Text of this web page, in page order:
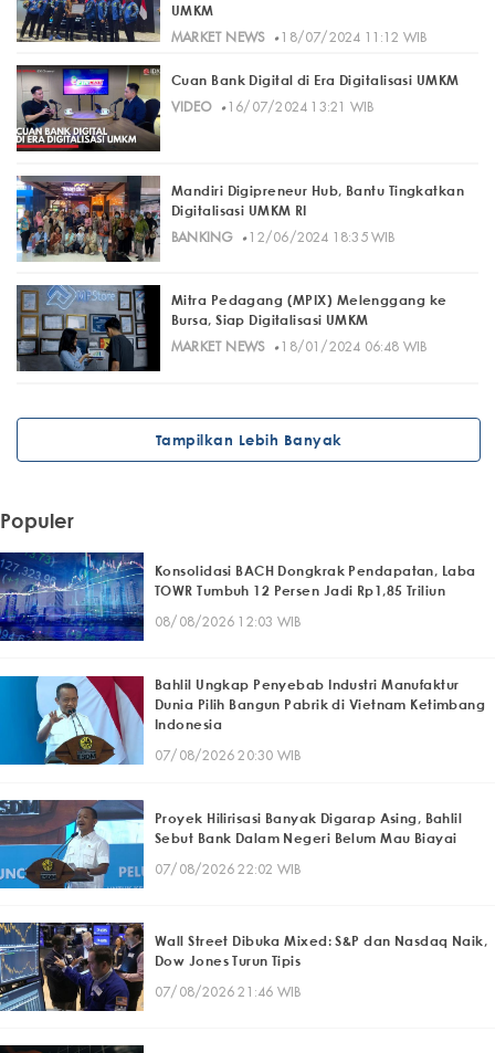
UMKM
MARKET NEWS· 18/07/2024 11:12 WIB
Cuan Bank Digital di Era Digitalisasi UMKM
VIDEO· 16/07/2024 13:21 WIB
Mandiri Digipreneur Hub, Bantu Tingkatkan
Digitalisasi UMKM RI
BANKING· 12/06/2024 18:35 WIB
Mitra Pedagang (MPIX) Melenggang ke
Bursa, Siap Digitalisasi UMKM
MARKET NEWS· 18/01/2024 06:48 WIB
Tampilkan Lebih Banyak
Populer
Konsolidasi BACH Dongkrak Pendapatan, Laba
TOWR Tumbuh 12 Persen Jadi Rp1,85 Triliun
08/08/2026 12:03 WIB
Bahlil Ungkap Penyebab Industri Manufaktur
Dunia Pilih Bangun Pabrik di Vietnam Ketimbang
Indonesia
07/08/2026 20:30 WIB
Proyek Hilirisasi Banyak Digarap Asing, Bahlil
Sebut Bank Dalam Negeri Belum Mau Biayai
07/08/2026 22:02 WIB
Wall Street Dibuka Mixed: S&P dan Nasdaq Naik,
Dow Jones Turun Tipis
07/08/2026 21:46 WIB